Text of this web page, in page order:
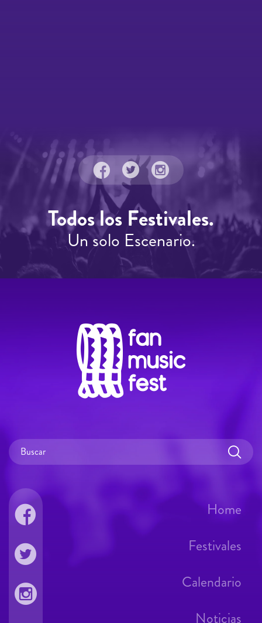
Todos los Festivales.
Un solo Escenario.
Home
Festivales
Calendario
Noticias